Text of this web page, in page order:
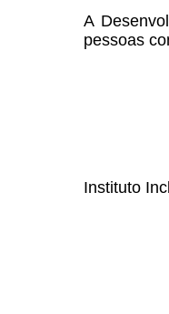
A
pessoas
Instituto